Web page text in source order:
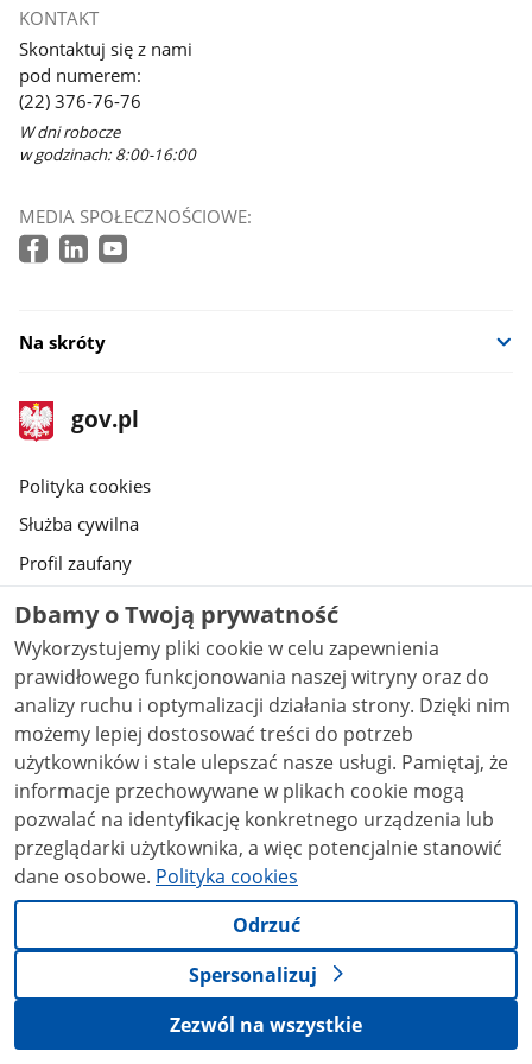
KONTAKT
Skontaktuj się z nami
pod numerem:
(22) 376-76-76
W dni robocze
w godzinach: 8:00-16:00
MEDIA SPOŁECZNOŚCIOWE:
Na skróty
stopka
gov.pl
Strona
gov.pl
gov.pl
Polityka cookies
Służba cywilna
Profil zaufany
BIP
Prawa autorskie
Warunki korzystania
Geoportal
Deklaracja dostępności serwisu Gov.pl
Ustawienia prywatności
Strony dostępne w domenie www.gov.pl mogą zawierać adresy skrzynek
mailowych. Użytkownik korzystający z odnośnika będącego adresem e-
mail zgadza się na przetwarzanie jego danych (adres e-mail oraz
dobrowolnie podanych danych w wiadomości) w celu przesłania
odpowiedzi na przesłane pytania. Szczegóły przetwarzania danych przez
każdą z jednostek znajdują się w ich politykach przetwarzania danych
Treści tekstowe publikowane w serwisie (z
Dbamy o Twoją prywatność
Wykorzystujemy pliki cookie w celu zapewnienia
prawidłowego funkcjonowania naszej witryny oraz do
analizy ruchu i optymalizacji działania strony. Dzięki nim
możemy lepiej dostosować treści do potrzeb
użytkowników i stale ulepszać nasze usługi. Pamiętaj, że
informacje przechowywane w plikach cookie mogą
pozwalać na identyfikację konkretnego urządzenia lub
przeglądarki użytkownika, a więc potencjalnie stanowić
dane osobowe. Polityka cookies
Odrzuć
Spersonalizuj
Zezwól na wszystkie